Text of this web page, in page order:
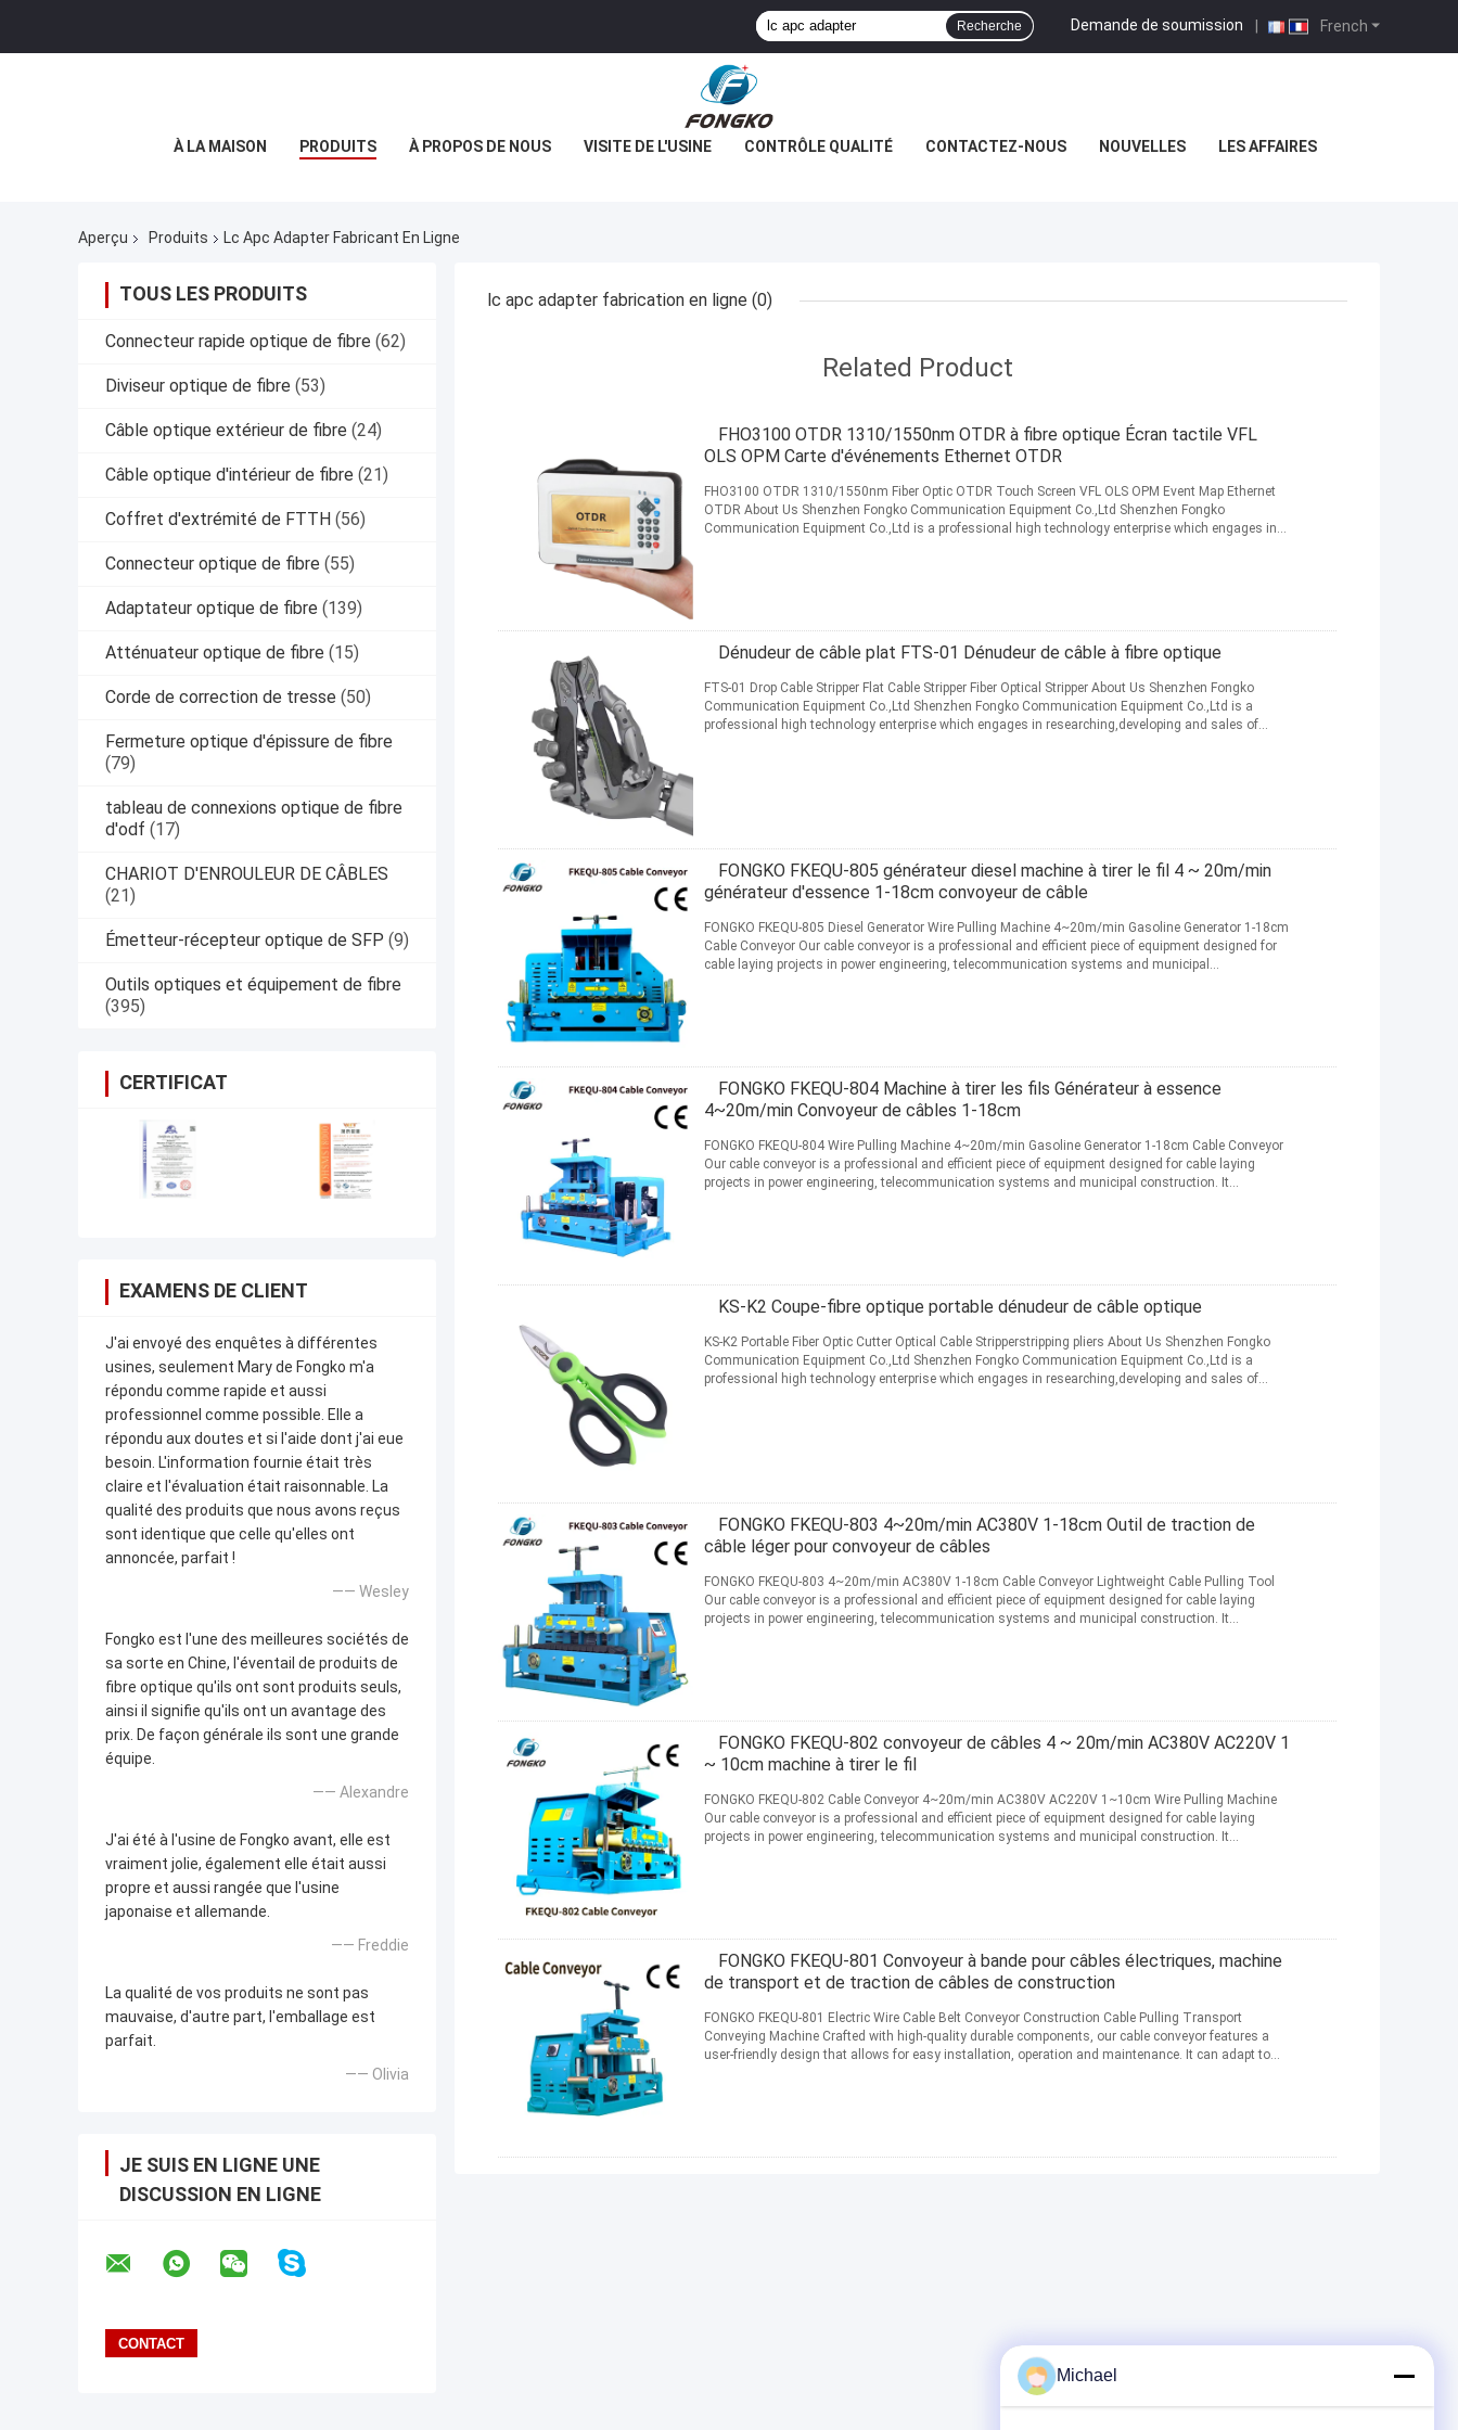
French
Demande de soumission |
Recherche
À LA MAISON PRODUITS À PROPOS DE NOUS VISITE DE L'USINE CONTRÔLE QUALITÉ CONTACTEZ-NOUS NOUVELLES LES AFFAIRES
Aperçu Produits Lc Apc Adapter Fabricant En Ligne
TOUS LES PRODUITS
Connecteur rapide optique de fibre (62)
Diviseur optique de fibre (53)
Câble optique extérieur de fibre (24)
Câble optique d'intérieur de fibre (21)
Coffret d'extrémité de FTTH (56)
Connecteur optique de fibre (55)
Adaptateur optique de fibre (139)
Atténuateur optique de fibre (15)
Corde de correction de tresse (50)
Fermeture optique d'épissure de fibre
(79)
tableau de connexions optique de fibre
d'odf (17)
CHARIOT D'ENROULEUR DE CÂBLES
(21)
Émetteur-récepteur optique de SFP (9)
Outils optiques et équipement de fibre
(395)
CERTIFICAT
EXAMENS DE CLIENT
J'ai envoyé des enquêtes à différentes
usines, seulement Mary de Fongko m'a
répondu comme rapide et aussi
professionnel comme possible. Elle a
répondu aux doutes et si l'aide dont j'ai eue
besoin. L'information fournie était très
claire et l'évaluation était raisonnable. La
qualité des produits que nous avons reçus
sont identique que celle qu'elles ont
annoncée, parfait !
—— Wesley
Fongko est l'une des meilleures sociétés de
sa sorte en Chine, l'éventail de produits de
fibre optique qu'ils ont sont produits seuls,
ainsi il signifie qu'ils ont un avantage des
prix. De façon générale ils sont une grande
équipe.
—— Alexandre
J'ai été à l'usine de Fongko avant, elle est
vraiment jolie, également elle était aussi
propre et aussi rangée que l'usine
japonaise et allemande.
—— Freddie
La qualité de vos produits ne sont pas
mauvaise, d'autre part, l'emballage est
parfait.
—— Olivia
JE SUIS EN LIGNE UNE
DISCUSSION EN LIGNE
lc apc adapter fabrication en ligne (0)
Related Product
FHO3100 OTDR 1310/1550nm OTDR à fibre optique Écran tactile VFL
OLS OPM Carte d'événements Ethernet OTDR
FHO3100 OTDR 1310/1550nm Fiber Optic OTDR Touch Screen VFL OLS OPM Event Map Ethernet
OTDR About Us Shenzhen Fongko Communication Equipment Co.,Ltd Shenzhen Fongko
Communication Equipment Co.,Ltd is a professional high technology enterprise which engages in
Dénudeur de câble plat FTS-01 Dénudeur de câble à fibre optique
FTS-01 Drop Cable Stripper Flat Cable Stripper Fiber Optical Stripper About Us Shenzhen Fongko
Communication Equipment Co.,Ltd Shenzhen Fongko Communication Equipment Co.,Ltd is a
professional high technology enterprise which engages in researching,developing and sales of
FONGKO FKEQU-805 générateur diesel machine à tirer le fil 4 ~ 20m/min
générateur d'essence 1-18cm convoyeur de câble
FONGKO FKEQU-805 Diesel Generator Wire Pulling Machine 4~20m/min Gasoline Generator 1-18cm
Cable Conveyor Our cable conveyor is a professional and efficient piece of equipment designed for
cable laying projects in power engineering, telecommunication systems and municipal
FONGKO FKEQU-804 Machine à tirer les fils Générateur à essence
4~20m/min Convoyeur de câbles 1-18cm
FONGKO FKEQU-804 Wire Pulling Machine 4~20m/min Gasoline Generator 1-18cm Cable Conveyor
Our cable conveyor is a professional and efficient piece of equipment designed for cable laying
projects in power engineering, telecommunication systems and municipal construction. It
KS-K2 Coupe-fibre optique portable dénudeur de câble optique
KS-K2 Portable Fiber Optic Cutter Optical Cable Stripperstripping pliers About Us Shenzhen Fongko
Communication Equipment Co.,Ltd Shenzhen Fongko Communication Equipment Co.,Ltd is a
professional high technology enterprise which engages in researching,developing and sales of
FONGKO FKEQU-803 4~20m/min AC380V 1-18cm Outil de traction de
câble léger pour convoyeur de câbles
FONGKO FKEQU-803 4~20m/min AC380V 1-18cm Cable Conveyor Lightweight Cable Pulling Tool
Our cable conveyor is a professional and efficient piece of equipment designed for cable laying
projects in power engineering, telecommunication systems and municipal construction. It
FONGKO FKEQU-802 convoyeur de câbles 4 ~ 20m/min AC380V AC220V 1
~ 10cm machine à tirer le fil
FONGKO FKEQU-802 Cable Conveyor 4~20m/min AC380V AC220V 1~10cm Wire Pulling Machine
Our cable conveyor is a professional and efficient piece of equipment designed for cable laying
projects in power engineering, telecommunication systems and municipal construction. It
FONGKO FKEQU-801 Convoyeur à bande pour câbles électriques, machine
de transport et de traction de câbles de construction
FONGKO FKEQU-801 Electric Wire Cable Belt Conveyor Construction Cable Pulling Transport
Conveying Machine Crafted with high-quality durable components, our cable conveyor features a
user-friendly design that allows for easy installation, operation and maintenance. It can adapt to
Michael